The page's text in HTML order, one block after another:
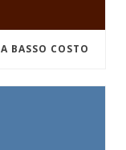
BASSO COSTO